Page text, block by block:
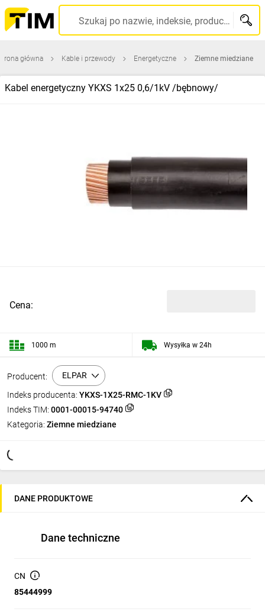
Szukaj po nazwie, indeksie, producencie, kodzie kreskowym...
główna Kable i przewody Energetyczne Ziemne miedziane
Kabel energetyczny YKXS 1x25 0,6/1kV /bębnowy/
Producent: ELPAR
Indeks producenta: YKXS-1X25-RMC-1KV
Indeks TIM: 0001-00015-94740
Kategoria: Ziemne miedziane
Cena:
1000 m Wysyłka w 24h
DANE PRODUKTOWE
Dane techniczne
CN
85444999